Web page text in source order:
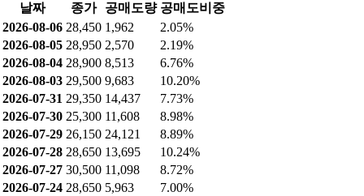
날짜 종가 공매도량 공매도비중
2026-08-06 28,450 1,962
2.05%
2026-08-05 28,950 2,570
2.19%
2026-08-04 28,900 8,513
6.76%
2026-08-03 29,500 9,683
10.20%
2026-07-31 29,350 14,437
7.73%
2026-07-30 25,300 11,608
8.98%
2026-07-29 26,150 24,121
8.89%
2026-07-28 28,650 13,695
10.24%
2026-07-27 30,500 11,098
8.72%
2026-07-24 28,650 5,963
7.00%